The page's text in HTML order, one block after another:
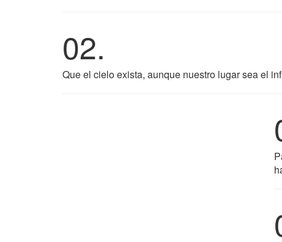
02.
Que el cielo exista, aunque nuestro lugar sea el